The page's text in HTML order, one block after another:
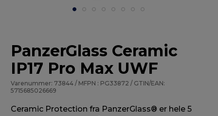
PanzerGlass Ceramic
IP17 Pro Max UWF
Varenummer: 73844 / MFPN : PG33872 / GTIN/EAN:
5715685026669
Ceramic Protection fra PanzerGlass® er hele 5